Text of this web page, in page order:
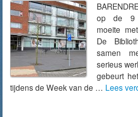
op de 9
moeite
De
samen
serieus
gebeurt
tijdens de Week van de … Lees